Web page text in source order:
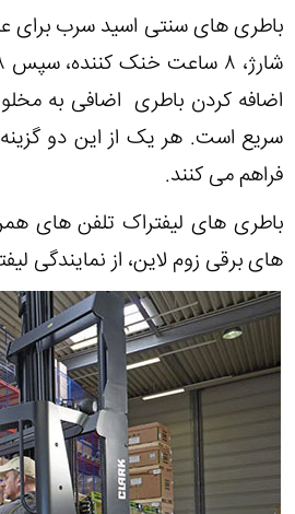
اضافه کردن باطری اضافی به
سریع است. هر یک از این دو گزینه
فراهم می کنند.
باطری های لیفتراک تلفن های
های برقی زوم لاین، از نمایندگی